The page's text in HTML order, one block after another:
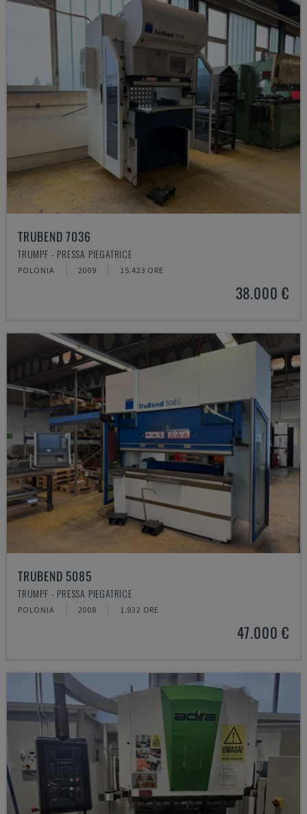
TRUBEND 7036
TRUMPF - PRESSA PIEGATRICE
POLONIA 2009 15.423 ORE
38.000 €
TRUBEND 5085
TRUMPF - PRESSA PIEGATRICE
POLONIA 2008 1.932 ORE
47.000 €